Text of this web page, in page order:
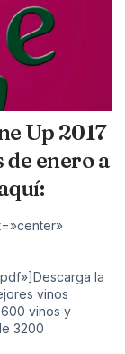
Up 2017
de enero a
la
vinos
vinos y
3200